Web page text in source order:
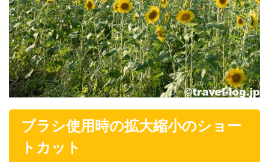
ブラシ使用時の拡大縮小のショー
トカット